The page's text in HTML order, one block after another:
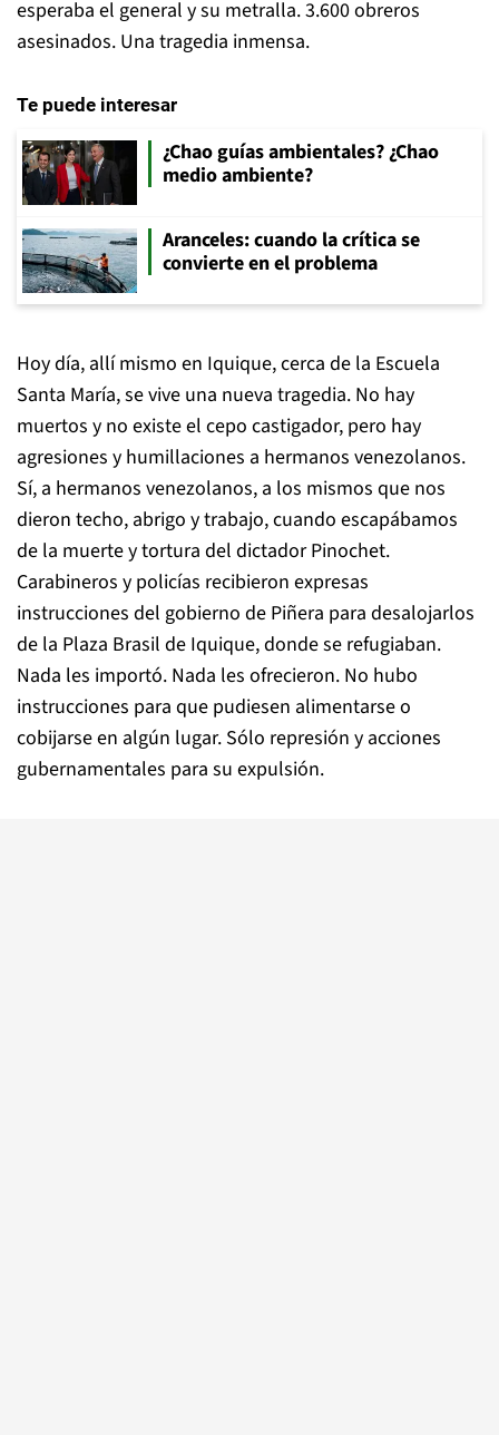
esperaba el general y su metralla. 3.600 obreros
asesinados. Una tragedia inmensa.
Te puede interesar
¿Chao guías ambientales? ¿Chao
medio ambiente?
Aranceles: cuando la crítica se
convierte en el problema
Hoy día, allí mismo en Iquique, cerca de la Escuela
Santa María, se vive una nueva tragedia. No hay
muertos y no existe el cepo castigador, pero hay
agresiones y humillaciones a hermanos venezolanos.
Sí, a hermanos venezolanos, a los mismos que nos
dieron techo, abrigo y trabajo, cuando escapábamos
de la muerte y tortura del dictador Pinochet.
Carabineros y policías recibieron expresas
instrucciones del gobierno de Piñera para desalojarlos
de la Plaza Brasil de Iquique, donde se refugiaban.
Nada les importó. Nada les ofrecieron. No hubo
instrucciones para que pudiesen alimentarse o
cobijarse en algún lugar. Sólo represión y acciones
gubernamentales para su expulsión.